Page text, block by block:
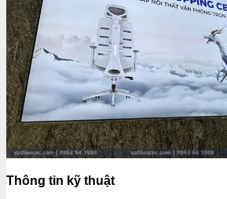
Thông tin kỹ thuật